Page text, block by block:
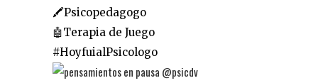
🖍Psicopedagogo
🤖Terapia de Juego
#HoyfuialPsicologo